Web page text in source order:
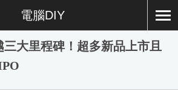
電腦DIY
大里程碑！超多新品上市且